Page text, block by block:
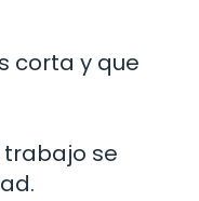
corta y que
trabajo se